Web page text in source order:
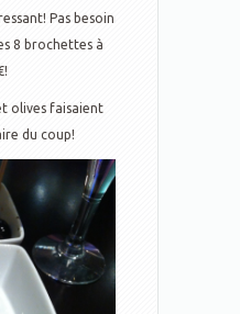
Pas besoin
8 brochettes à
olives faisaient
du coup!